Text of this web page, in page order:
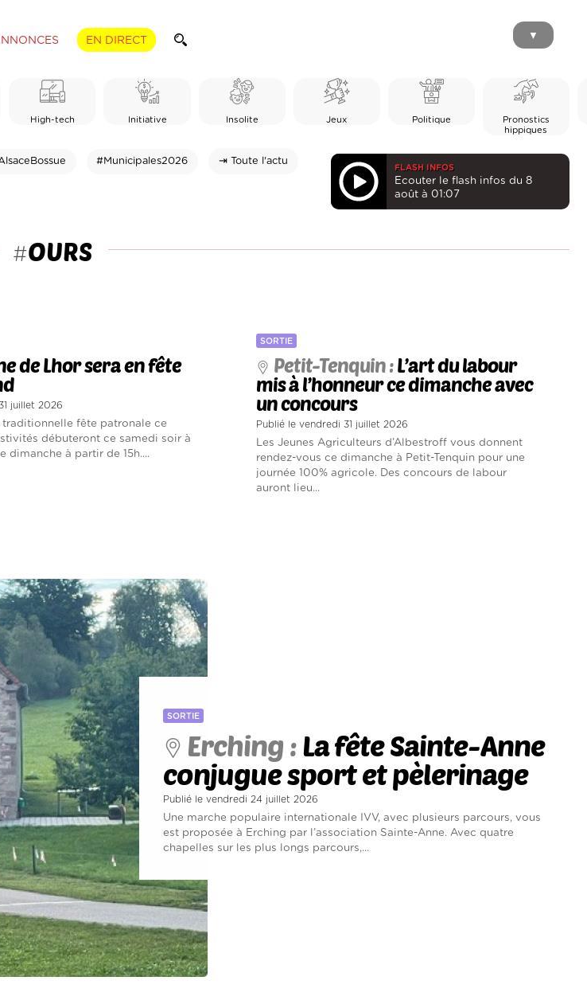
EN DIRECT ▼
High-tech Initiative Insolite Jeux Politique
Pronostics
hippiques
#Municipales2026 ⇥ Toute l'actu
FLASH INFOS
Ecouter le flash infos du 8
août à 01:07
#OURS
de Lhor sera en fête
juillet 2026
traditionnelle fête patronale ce
débuteront ce samedi soir à
dimanche à partir de 15h....
SORTIE
Petit-Tenquin :L’art du labour
mis à l’honneur ce dimanche avec
un concours
Publié le vendredi 31 juillet 2026
Les Jeunes Agriculteurs d’Albestroff vous donnent
rendez-vous ce dimanche à Petit-Tenquin pour une
journée 100% agricole. Des concours de labour
auront lieu...
SORTIE
Erching :La fête Sainte-Anne
conjugue sport et pèlerinage
Publié le vendredi 24 juillet 2026
Une marche populaire internationale IVV, avec plusieurs parcours, vous
est proposée à Erching par l’association Sainte-Anne. Avec quatre
chapelles sur les plus longs parcours,...